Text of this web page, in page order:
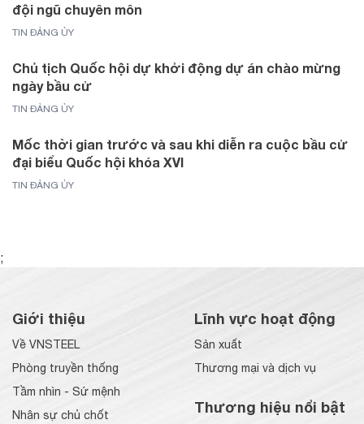
đội ngũ chuyên môn
TIN ĐẢNG ỦY
Chủ tịch Quốc hội dự khởi động dự án chào mừng
ngày bầu cử
TIN ĐẢNG ỦY
Mốc thời gian trước và sau khi diễn ra cuộc bầu cử
đại biểu Quốc hội khóa XVI
TIN ĐẢNG ỦY
;
Giới thiệu
Về VNSTEEL
Phòng truyền thống
Tầm nhìn - Sứ mệnh
Nhân sự chủ chốt
Lĩnh vực hoạt động
Sản xuất
Thương mại và dịch vụ
Thương hiệu nổi bật